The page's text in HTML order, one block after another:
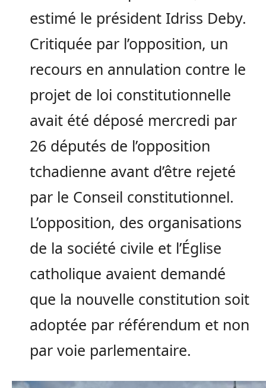
estimé le président Idriss Deby.
Critiquée par l’opposition, un
recours en annulation contre le
projet de loi constitutionnelle
avait été déposé mercredi par
26 députés de l’opposition
tchadienne avant d’être rejeté
par le Conseil constitutionnel.
L’opposition, des organisations
de la société civile et l’Église
catholique avaient demandé
que la nouvelle constitution soit
adoptée par référendum et non
par voie parlementaire.